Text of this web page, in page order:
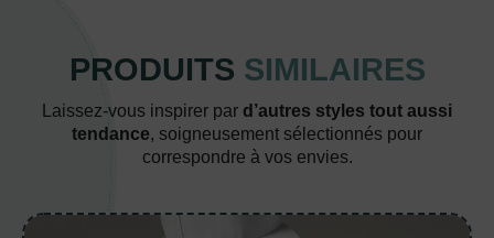
PRODUITS SIMILAIRES
Laissez-vous inspirer par d’autres styles tout aussi
tendance, soigneusement sélectionnés pour
correspondre à vos envies.